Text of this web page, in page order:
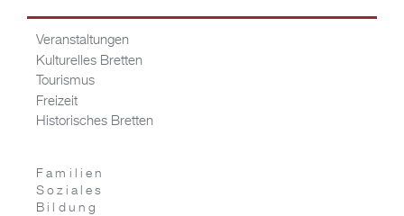
Veranstaltungen
Kulturelles Bretten
Tourismus
Freizeit
Historisches Bretten
Familien
Soziales
Bildung